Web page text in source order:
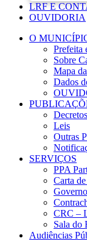
LRF E
OUVIDORIA
O
Prefeita
Sobre
Mapa
Dados
Decretos
Leis
Outras
SERVIÇOS
PPA
Carta
CRC –
Sala do
Audiências